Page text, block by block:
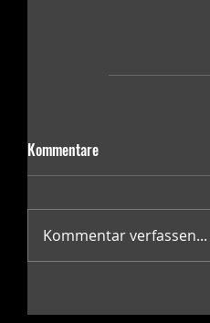
Kommentare
Kommentar verfassen...